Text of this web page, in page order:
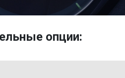
опции: